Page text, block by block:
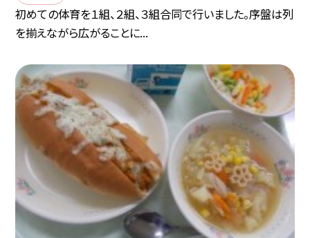
初めての体育を１組、２組、３組合同で行いました。序盤は列
を揃えながら広がることに...